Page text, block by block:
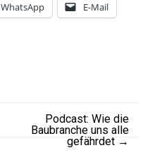
WhatsApp E-Mail
Podcast: Wie die
Baubranche uns alle
gefährdet →